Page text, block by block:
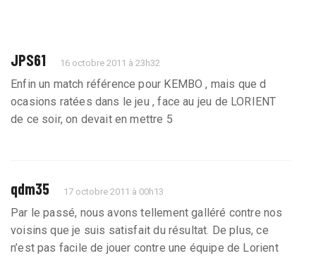
JPS61 16 octobre 2011 à 23h32
Enfin un match référence pour KEMBO , mais que d
ocasions ratées dans le jeu , face au jeu de LORIENT
de ce soir, on devait en mettre 5
qdm35 17 octobre 2011 à 00h13
Par le passé, nous avons tellement galléré contre nos
voisins que je suis satisfait du résultat. De plus, ce
n’est pas facile de jouer contre une équipe de Lorient